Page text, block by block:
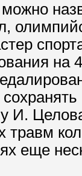
И.
травм
еще